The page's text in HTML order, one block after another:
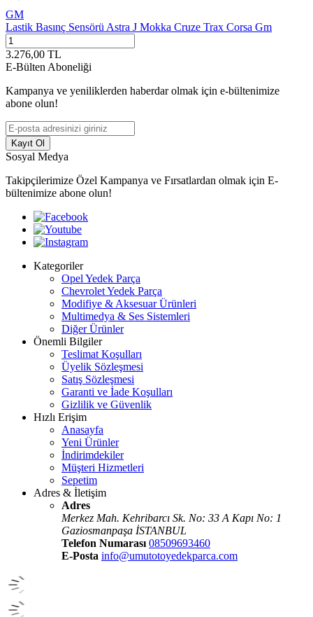
GM
Lastik Basınç Sensörü Astra J Mokka Cruze Trax Corsa Gm
3.276,00 TL
E-Bülten Aboneliği
Kampanya ve yeniliklerden haberdar olmak için e-bültenimize
abone olun!
Kayıt Ol
Sosyal Medya
Takipçilerimize Özel Kampanya ve Fırsatlardan olmak için E-
bültenimize abone olun!
Kategoriler
Opel Yedek Parça
Chevrolet Yedek Parça
Modifiye & Aksesuar Ürünleri
Multimedya & Ses Sistemleri
Diğer Ürünler
Önemli Bilgiler
Teslimat Koşulları
Üyelik Sözleşmesi
Satış Sözleşmesi
Garanti ve İade Koşulları
Gizlilik ve Güvenlik
Hızlı Erişim
Anasayfa
Yeni Ürünler
İndirimdekiler
Müşteri Hizmetleri
Sepetim
Adres & İletişim
Adres
Merkez Mah. Kehribarcı Sk. No: 33 A Kapı No: 1
Gaziosmanpaşa İSTANBUL
Telefon Numarası 08509693460
E-Posta info@umutotoyedekparca.com